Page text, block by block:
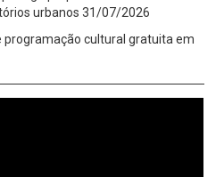
urbanos 31/07/2026
programação cultural gratuita em